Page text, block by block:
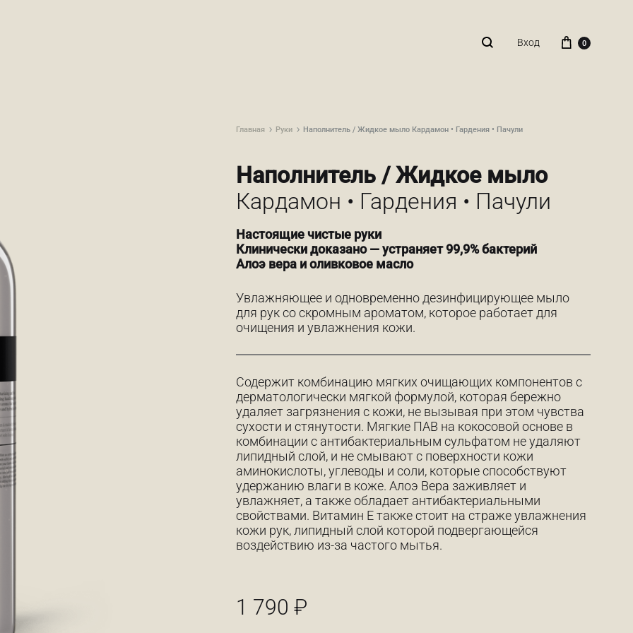
Поиск Вход Корзина
0
Главная Руки Наполнитель / Жидкое мыло Кардамон • Гардения • Пачули
Наполнитель / Жидкое мыло
Кардамон • Гардения • Пачули
Настоящие чистые руки
Клинически доказано — устраняет 99,9% бактерий
Алоэ вера и оливковое масло
Увлажняющее и одновременно дезинфицирующее мыло
для рук со скромным ароматом, которое работает для
очищения и увлажнения кожи.
Содержит комбинацию мягких очищающих компонентов с
дерматологически мягкой формулой, которая бережно
удаляет загрязнения с кожи, не вызывая при этом чувства
сухости и стянутости. Мягкие ПАВ на кокосовой основе в
комбинации с антибактериальным сульфатом не удаляют
липидный слой, и не смывают с поверхности кожи
аминокислоты, углеводы и соли, которые способствуют
удержанию влаги в коже. Алоэ Вера заживляет и
увлажняет, а также обладает антибактериальными
свойствами. Витамин E также стоит на страже увлажнения
кожи рук, липидный слой которой подвергающейся
воздействию из-за частого мытья.
1 790 ₽